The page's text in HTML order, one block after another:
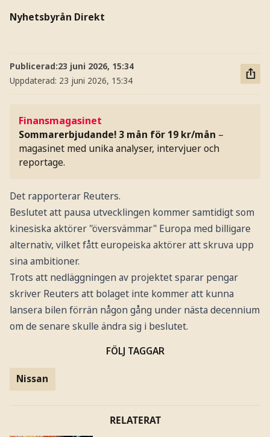
Nyhetsbyrån Direkt
Publicerad:23 juni 2026, 15:34
Uppdaterad: 23 juni 2026, 15:34
Finansmagasinet
Sommarerbjudande! 3 mån för 19 kr/mån –
magasinet med unika analyser, intervjuer och
reportage.
Det rapporterar Reuters.
Beslutet att pausa utvecklingen kommer samtidigt som
kinesiska aktörer "översvämmar" Europa med billigare
alternativ, vilket fått europeiska aktörer att skruva upp
sina ambitioner.
Trots att nedläggningen av projektet sparar pengar
skriver Reuters att bolaget inte kommer att kunna
lansera bilen förrän någon gång under nästa decennium
om de senare skulle ändra sig i beslutet.
FÖLJ TAGGAR
Nissan
RELATERAT